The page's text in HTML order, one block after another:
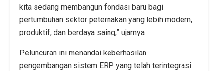
kita sedang membangun fondasi baru bagi
pertumbuhan sektor peternakan yang lebih modern,
produktif, dan berdaya saing,” ujarnya.
Peluncuran ini menandai keberhasilan
pengembangan sistem ERP yang telah terintegrasi